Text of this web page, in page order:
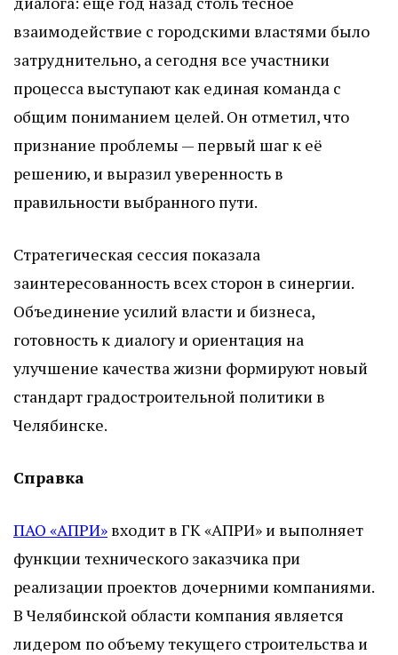
взаимодействие с городскими властями было
затруднительно, а сегодня все участники
процесса выступают как единая команда с
общим пониманием целей. Он отметил, что
признание проблемы — первый шаг к её
решению, и выразил уверенность в
правильности выбранного пути.
Стратегическая сессия показала
заинтересованность всех сторон в синергии.
Объединение усилий власти и бизнеса,
готовность к диалогу и ориентация на
улучшение качества жизни формируют новый
стандарт градостроительной политики в
Челябинске.
Справка
ПАО «АПРИ»входит в ГК «АПРИ» и выполняет
функции технического заказчика при
реализации проектов дочерними компаниями.
В Челябинской области компания является
лидером по объему текущего строительства и